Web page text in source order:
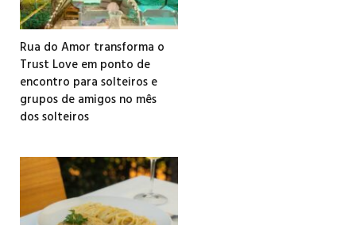
Rua do Amor transforma o
Trust Love em ponto de
encontro para solteiros e
grupos de amigos no mês
dos solteiros